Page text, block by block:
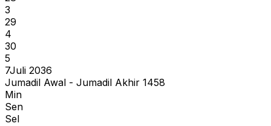
3
29
4
30
5
7Juli 2036
Jumadil Awal - Jumadil Akhir 1458
Min
Sen
Sel